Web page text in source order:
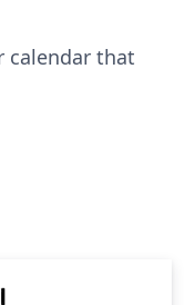
calendar that